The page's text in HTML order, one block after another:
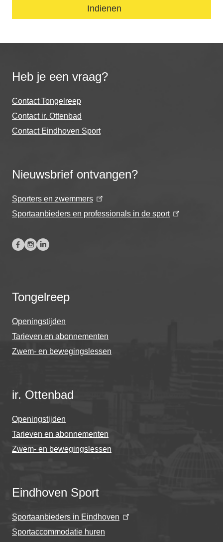
Heb je een vraag?
Contact Tongelreep
Contact ir. Ottenbad
Contact Eindhoven Sport
Nieuwsbrief ontvangen?
Sporters en zwemmers
Sportaanbieders en professionals in de sport
Tongelreep
Openingstijden
Tarieven en abonnementen
Zwem- en bewegingslessen
ir. Ottenbad
Openingstijden
Tarieven en abonnementen
Zwem- en bewegingslessen
Eindhoven Sport
Sportaanbieders in Eindhoven
Sportaccommodatie huren